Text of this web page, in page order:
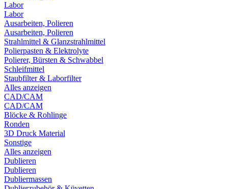
Labor
Labor
Ausarbeiten, Polieren
Ausarbeiten, Polieren
Strahlmittel & Glanzstrahlmittel
Polierpasten & Elektrolyte
Polierer, Bürsten & Schwabbel
Schleifmittel
Staubfilter & Laborfilter
Alles anzeigen
CAD/CAM
CAD/CAM
Blöcke & Rohlinge
Ronden
3D Druck Material
Sonstige
Alles anzeigen
Dublieren
Dublieren
Dubliermassen